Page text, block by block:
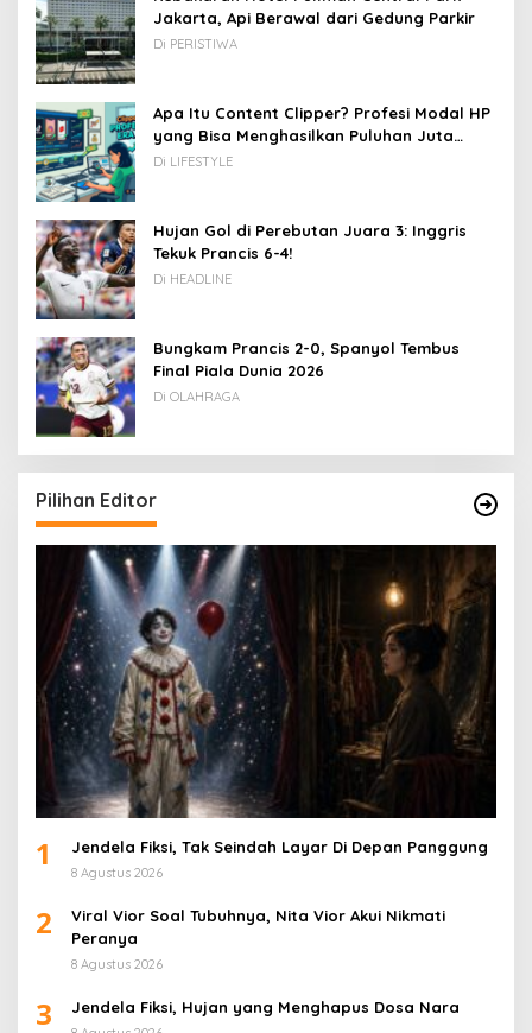
Jakarta, Api Berawal dari Gedung Parkir
Di PERISTIWA
Apa Itu Content Clipper? Profesi Modal HP
yang Bisa Menghasilkan Puluhan Juta
Rupiah
Di LIFESTYLE
Hujan Gol di Perebutan Juara 3: Inggris
Tekuk Prancis 6-4!
Di HEADLINE
Bungkam Prancis 2-0, Spanyol Tembus
Final Piala Dunia 2026
Di OLAHRAGA
Pilihan Editor
1 Jendela Fiksi, Tak Seindah Layar Di Depan Panggung
8 Agustus 2026
2
Viral Vior Soal Tubuhnya, Nita Vior Akui Nikmati
Peranya
8 Agustus 2026
3 Jendela Fiksi, Hujan yang Menghapus Dosa Nara